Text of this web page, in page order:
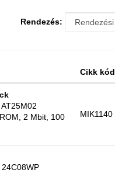
Rendezés:
Cikk kód
2 Mbit, 100
MIK1140